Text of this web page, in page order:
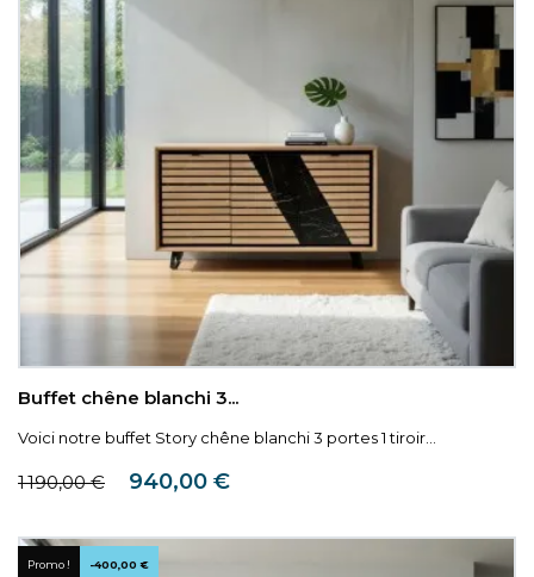
Buffet chêne blanchi 3...
Voici notre buffet Story chêne blanchi 3 portes 1 tiroir...
Prix de base
1 190,00 € Prix
940,00 €
Promo ! -400,00 €